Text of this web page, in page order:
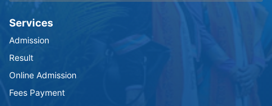
Services
Admission
Result
Online Admission
Fees Payment